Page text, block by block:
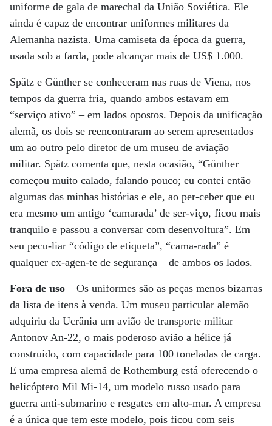
uniforme de gala de marechal da União Soviética. Ele
ainda é capaz de encontrar uniformes militares da
Alemanha nazista. Uma camiseta da época da guerra,
usada sob a farda, pode alcançar mais de US$ 1.000.
Spätz e Günther se conheceram nas ruas de Viena, nos
tempos da guerra fria, quando ambos estavam em
“serviço ativo” – em lados opostos. Depois da unificação
alemã, os dois se reencontraram ao serem apresentados
um ao outro pelo diretor de um museu de aviação
militar. Spätz comenta que, nesta ocasião, “Günther
começou muito calado, falando pouco; eu contei então
algumas das minhas histórias e ele, ao per-ceber que eu
era mesmo um antigo ‘camarada’ de ser-viço, ficou mais
tranquilo e passou a conversar com desenvoltura”. Em
seu pecu-liar “código de etiqueta”, “cama-rada” é
qualquer ex-agen-te de segurança – de ambos os lados.
Fora de uso– Os uniformes são as peças menos bizarras
da lista de itens à venda. Um museu particular alemão
adquiriu da Ucrânia um avião de transporte militar
Antonov An-22, o mais poderoso avião a hélice já
construído, com capacidade para 100 toneladas de carga.
E uma empresa alemã de Rothemburg está oferecendo o
helicóptero Mil Mi-14, um modelo russo usado para
guerra anti-submarino e resgates em alto-mar. A empresa
é a única que tem este modelo, pois ficou com seis